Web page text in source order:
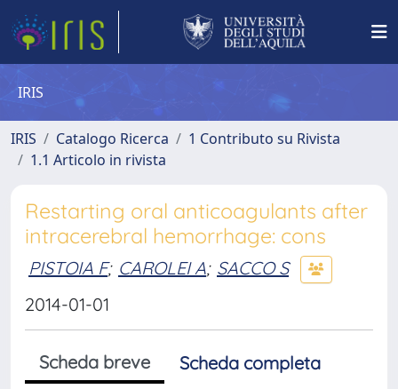
IRIS
IRIS Catalogo Ricerca
1 Contributo su Rivista
1.1 Articolo in rivista
Restarting oral anticoagulants after
intracerebral hemorrhage: cons
PISTOIA F; CAROLEI A; SACCO S
2014-01-01
Scheda breve
Scheda completa